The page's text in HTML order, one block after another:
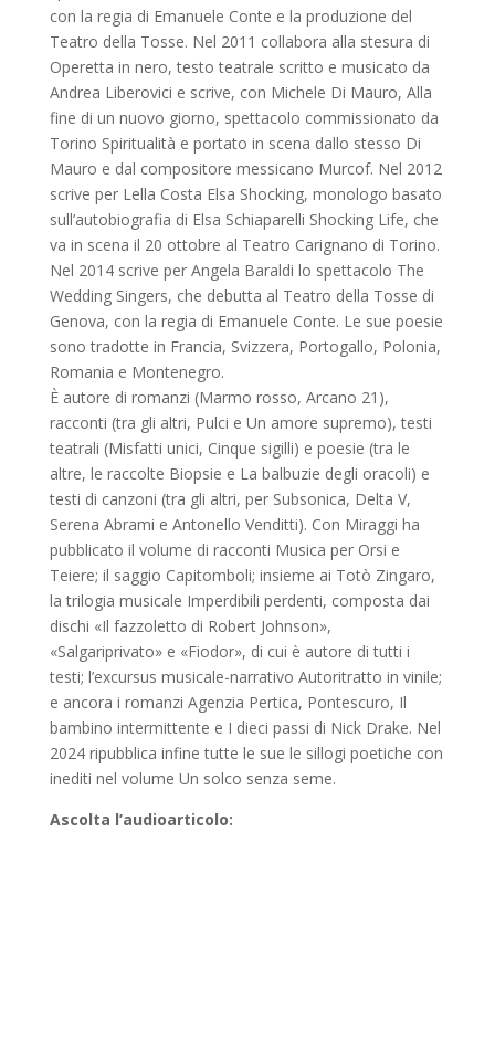
con la regia di Emanuele Conte e la produzione del
Teatro della Tosse. Nel 2011 collabora alla stesura di
Operetta in nero, testo teatrale scritto e musicato da
Andrea Liberovici e scrive, con Michele Di Mauro, Alla
fine di un nuovo giorno, spettacolo commissionato da
Torino Spiritualità e portato in scena dallo stesso Di
Mauro e dal compositore messicano Murcof. Nel 2012
scrive per Lella Costa Elsa Shocking, monologo basato
sull’autobiografia di Elsa Schiaparelli Shocking Life, che
va in scena il 20 ottobre al Teatro Carignano di Torino.
Nel 2014 scrive per Angela Baraldi lo spettacolo The
Wedding Singers, che debutta al Teatro della Tosse di
Genova, con la regia di Emanuele Conte. Le sue poesie
sono tradotte in Francia, Svizzera, Portogallo, Polonia,
Romania e Montenegro.
È autore di romanzi (Marmo rosso, Arcano 21),
racconti (tra gli altri, Pulci e Un amore supremo), testi
teatrali (Misfatti unici, Cinque sigilli) e poesie (tra le
altre, le raccolte Biopsie e La balbuzie degli oracoli) e
testi di canzoni (tra gli altri, per Subsonica, Delta V,
Serena Abrami e Antonello Venditti). Con Miraggi ha
pubblicato il volume di racconti Musica per Orsi e
Teiere; il saggio Capitomboli; insieme ai Totò Zingaro,
la trilogia musicale Imperdibili perdenti, composta dai
dischi «Il fazzoletto di Robert Johnson»,
«Salgariprivato» e «Fiodor», di cui è autore di tutti i
testi; l’excursus musicale-­narrativo Autoritratto in vinile;
e ancora i romanzi Agenzia Pertica, Pontescuro, Il
bambino intermittente e I dieci passi di Nick Drake. Nel
2024 ripubblica infine tutte le sue le sillogi poetiche con
inediti nel volume Un solco senza seme.
Ascolta l’audioarticolo: